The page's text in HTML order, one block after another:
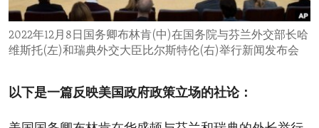
IDEALS AND INSTITUTIONS
2022年12月8日国务卿布林肯(中)在国务院与芬兰外交部长哈
维斯托(左)和瑞典外交大臣比尔斯特伦(右)举行新闻发布会
以下是一篇反映美国政府政策立场的社论：